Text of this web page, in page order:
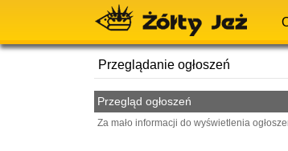
Przeglądanie ogłoszeń
Przegląd ogłoszeń
Za mało informacji do wyświetlenia